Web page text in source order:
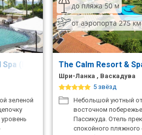
(Ex.Vivanta By Taj Bentota)
зеленой
до пляжа 50 м
от аэропорта 275 км
The Calm Resort &
Шри-Ланка , Васкадува
5 звёзд
Небольшой уютный
восточном
Пассикуда. Отель
спокойного